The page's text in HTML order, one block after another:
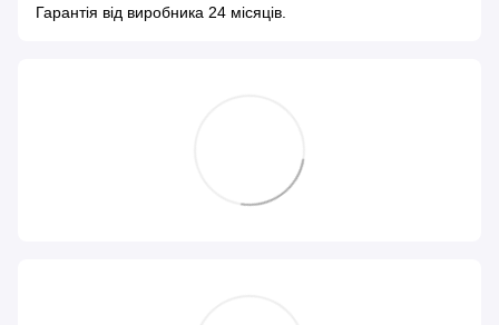
Гарантія від виробника 24 місяців.